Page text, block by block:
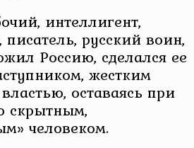
интеллигент,
писатель, русский воин,
Россию, сделался ее
жестким
оставаясь при
скрытным,
человеком.